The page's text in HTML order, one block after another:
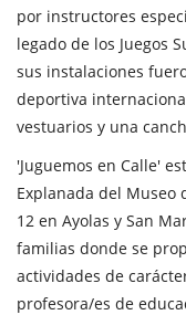
por instructores
legado de los Juegos
sus instalaciones
deportiva
vestuarios y una
'Juguemos en Calle'
Explanada del Museo
12 en Ayolas y San
familias donde se
actividades de
profesora/es de